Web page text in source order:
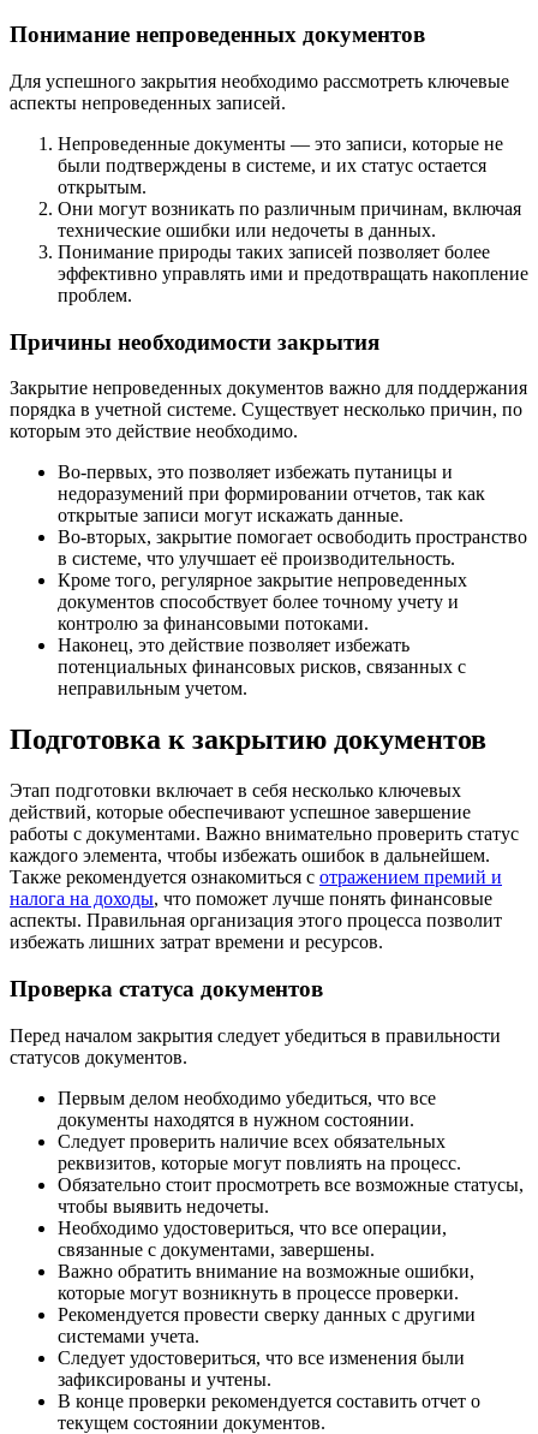
Понимание непроведенных документов
Для успешного закрытия необходимо рассмотреть ключевые
аспекты непроведенных записей.
Непроведенные документы — это записи, которые не
были подтверждены в системе, и их статус остается
открытым.
Они могут возникать по различным причинам, включая
технические ошибки или недочеты в данных.
Понимание природы таких записей позволяет более
эффективно управлять ими и предотвращать накопление
проблем.
Причины необходимости закрытия
Закрытие непроведенных документов важно для поддержания
порядка в учетной системе. Существует несколько причин, по
которым это действие необходимо.
Во-первых, это позволяет избежать путаницы и
недоразумений при формировании отчетов, так как
открытые записи могут искажать данные.
Во-вторых, закрытие помогает освободить пространство
в системе, что улучшает её производительность.
Кроме того, регулярное закрытие непроведенных
документов способствует более точному учету и
контролю за финансовыми потоками.
Наконец, это действие позволяет избежать
потенциальных финансовых рисков, связанных с
неправильным учетом.
Подготовка к закрытию документов
Этап подготовки включает в себя несколько ключевых
действий, которые обеспечивают успешное завершение
работы с документами. Важно внимательно проверить статус
каждого элемента, чтобы избежать ошибок в дальнейшем.
Также рекомендуется ознакомиться с отражением премий и
налога на доходы, что поможет лучше понять финансовые
аспекты. Правильная организация этого процесса позволит
избежать лишних затрат времени и ресурсов.
Проверка статуса документов
Перед началом закрытия следует убедиться в правильности
статусов документов.
Первым делом необходимо убедиться, что все
документы находятся в нужном состоянии.
Следует проверить наличие всех обязательных
реквизитов, которые могут повлиять на процесс.
Обязательно стоит просмотреть все возможные статусы,
чтобы выявить недочеты.
Необходимо удостовериться, что все операции,
связанные с документами, завершены.
Важно обратить внимание на возможные ошибки,
которые могут возникнуть в процессе проверки.
Рекомендуется провести сверку данных с другими
системами учета.
Следует удостовериться, что все изменения были
зафиксированы и учтены.
В конце проверки рекомендуется составить отчет о
текущем состоянии документов.